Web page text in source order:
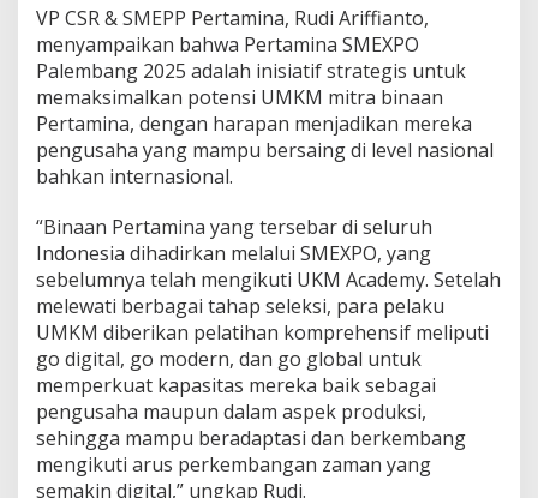
o
b
a
VP CSR & SMEPP Pertamina, Rudi Ariffianto,
menyampaikan bahwa Pertamina SMEXPO
Palembang 2025 adalah inisiatif strategis untuk
memaksimalkan potensi UMKM mitra binaan
Pertamina, dengan harapan menjadikan mereka
pengusaha yang mampu bersaing di level nasional
bahkan internasional.
“Binaan Pertamina yang tersebar di seluruh
Indonesia dihadirkan melalui SMEXPO, yang
sebelumnya telah mengikuti UKM Academy. Setelah
melewati berbagai tahap seleksi, para pelaku
UMKM diberikan pelatihan komprehensif meliputi
go digital, go modern, dan go global untuk
memperkuat kapasitas mereka baik sebagai
pengusaha maupun dalam aspek produksi,
sehingga mampu beradaptasi dan berkembang
mengikuti arus perkembangan zaman yang
semakin digital,” ungkap Rudi.